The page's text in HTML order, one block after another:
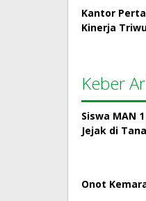
Kantor
Kinerja
Keber
Siswa MAN
Jejak di
Onot